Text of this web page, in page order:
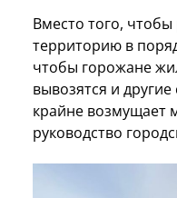
Вместо того, чтобы
территорию в
чтобы горожане
вывозятся и
крайне возмущает
руководство